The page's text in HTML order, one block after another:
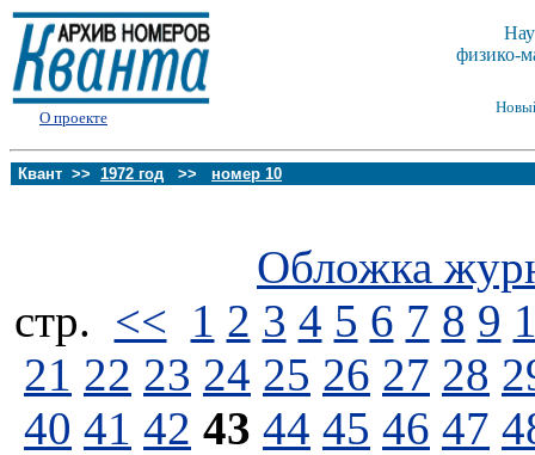
О проекте
физико-
Квант >> 1972 год >> номер 10
Обложка
стp. << 1 2 3 4 5 6 7 8 9
21 22 23 24 25 26 27 28
40 41 42 43 44 45 46 47